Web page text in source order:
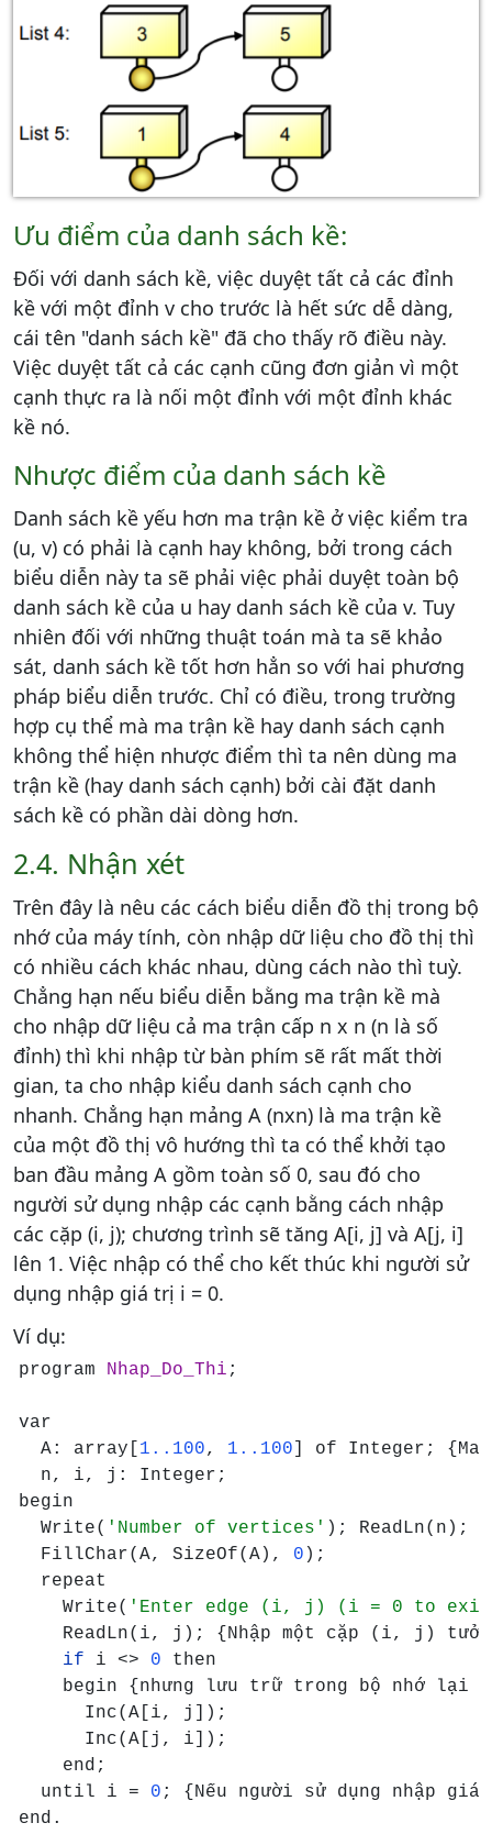
Ưu điểm của danh sách kề:
Đối với danh sách kề, việc duyệt tất cả các đỉnh
kề với một đỉnh v cho trước là hết sức dễ dàng,
cái tên "danh sách kề" đã cho thấy rõ điều này.
Việc duyệt tất cả các cạnh cũng đơn giản vì một
cạnh thực ra là nối một đỉnh với một đỉnh khác
kề nó.
Nhược điểm của danh sách kề
Danh sách kề yếu hơn ma trận kề ở việc kiểm tra
(u, v) có phải là cạnh hay không, bởi trong cách
biểu diễn này ta sẽ phải việc phải duyệt toàn bộ
danh sách kề của u hay danh sách kề của v. Tuy
nhiên đối với những thuật toán mà ta sẽ khảo
sát, danh sách kề tốt hơn hẳn so với hai phương
pháp biểu diễn trước. Chỉ có điều, trong trường
hợp cụ thể mà ma trận kề hay danh sách cạnh
không thể hiện nhược điểm thì ta nên dùng ma
trận kề (hay danh sách cạnh) bởi cài đặt danh
sách kề có phần dài dòng hơn.
2.4. Nhận xét
Trên đây là nêu các cách biểu diễn đồ thị trong bộ
nhớ của máy tính, còn nhập dữ liệu cho đồ thị thì
có nhiều cách khác nhau, dùng cách nào thì tuỳ.
Chẳng hạn nếu biểu diễn bằng ma trận kề mà
cho nhập dữ liệu cả ma trận cấp n x n (n là số
đỉnh) thì khi nhập từ bàn phím sẽ rất mất thời
gian, ta cho nhập kiểu danh sách cạnh cho
nhanh. Chẳng hạn mảng A (nxn) là ma trận kề
của một đồ thị vô hướng thì ta có thể khởi tạo
ban đầu mảng A gồm toàn số 0, sau đó cho
người sử dụng nhập các cạnh bằng cách nhập
các cặp (i, j); chương trình sẽ tăng A[i, j] và A[j, i]
lên 1. Việc nhập có thể cho kết thúc khi người sử
dụng nhập giá trị i = 0.
Ví dụ:
program Nhap_Do_Thi ;
var
  A: array[
1..100, 1..100 ] of Integer;
  n, i, j: Integer;
begin
  Write(
'Number of vertices' ); ReadLn(n);
  FillChar(A, SizeOf(A),
0 );
  repeat
    Write(
'Enter edge (i, j) (i = 0 to
ReadLn(i, j); {Nhập một cặp (i, j)
if i <> 0 then
begin {nhưng lưu trữ trong bộ nhớ lại
      Inc(A[i, j]);
      Inc(A[j, i]);
    end;
  until i =
0 ; {Nếu người sử dụng nhập
end.